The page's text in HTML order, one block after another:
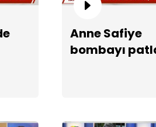
"Perihan çok tehlikeli bir
Anne Safiye
bombayı